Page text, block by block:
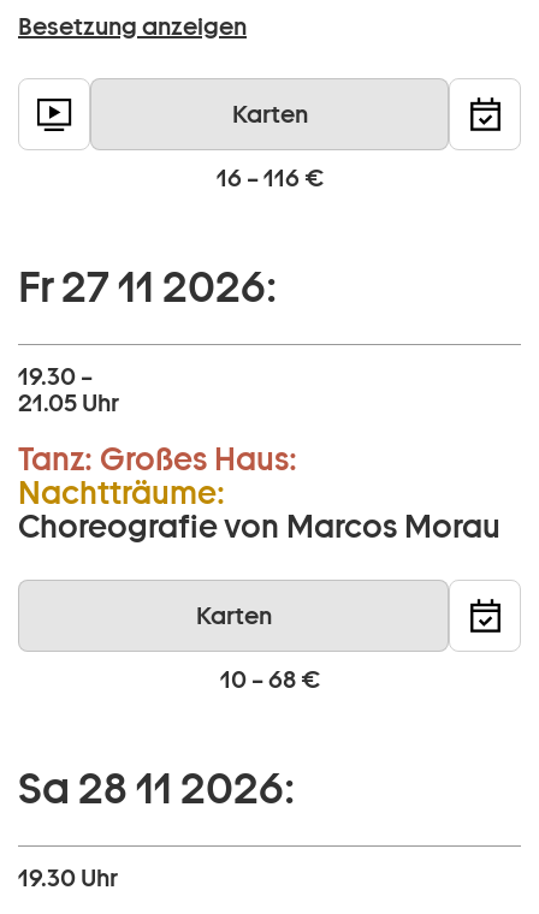
Besetzung anzeigen
Karten
16 – 116 €
Fr 27 11 2026:
19.30 –
21.05 Uhr
Tanz: Großes Haus:
Nachtträume:
Choreografie von Marcos Morau
Karten
10 – 68 €
Sa 28 11 2026:
19.30 Uhr